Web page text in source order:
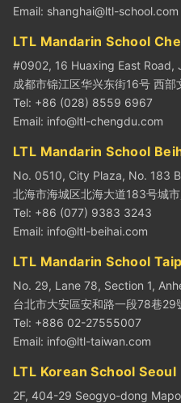
Email: shanghai@ltl-school.com
LTL Mandarin School
#0902, 16 Huaxing East Road,
成都市锦江区华兴东街16号 西
Tel: +86 (028) 8559 6967
Email: info@ltl-chengdu.com
LTL Mandarin School
No. 0510, City Plaza, No. 183
北海市海城区北海大道183号城
Tel: +86 (077) 9383 3243
Email: info@ltl-beihai.com
LTL Mandarin School
No. 29, Lane 78, Section 1,
台北市大安區安和路一段78巷29
Tel: +886 02-27555007
Email: info@ltl-taiwan.com
LTL Korean School Seoul
2F, 404-29 Seogyo-dong